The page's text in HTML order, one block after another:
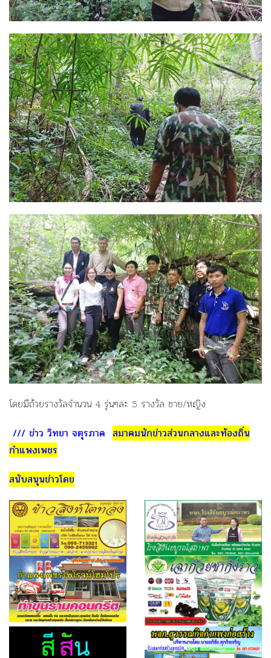
โดยมีถ้วยรางวัลจำนวน 4 รุ่นๆละ 5 รางวัล ชาย/หญิง
/// ข่าว วิทยา จตุรภาค สมาคมนักข่าวส่วนกลางและท้องถิ่น
กำแพงเพชร
สนับสนุนข่าวโดย